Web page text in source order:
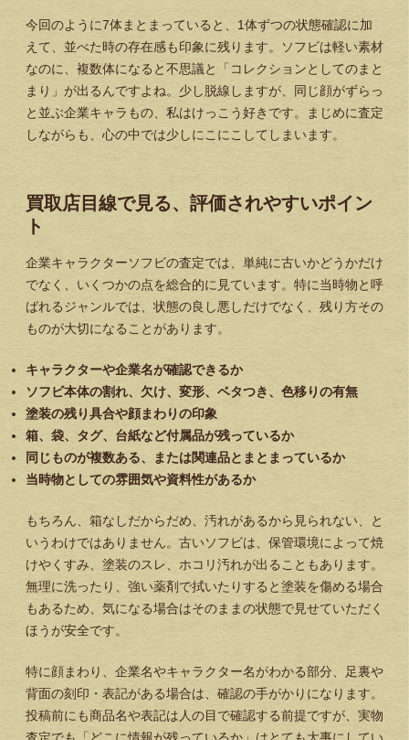
今回のように7体まとまっていると、1体ずつの状態確認に加
えて、並べた時の存在感も印象に残ります。ソフビは軽い素材
なのに、複数体になると不思議と「コレクションとしてのまと
まり」が出るんですよね。少し脱線しますが、同じ顔がずらっ
と並ぶ企業キャラもの、私はけっこう好きです。まじめに査定
しながらも、心の中では少しにこにこしてしまいます。
買取店目線で見る、評価されやすいポイン
ト
企業キャラクターソフビの査定では、単純に古いかどうかだけ
でなく、いくつかの点を総合的に見ています。特に当時物と呼
ばれるジャンルでは、状態の良し悪しだけでなく、残り方その
ものが大切になることがあります。
キャラクターや企業名が確認できるか
ソフビ本体の割れ、欠け、変形、ベタつき、色移りの有無
塗装の残り具合や顔まわりの印象
箱、袋、タグ、台紙など付属品が残っているか
同じものが複数ある、または関連品とまとまっているか
当時物としての雰囲気や資料性があるか
もちろん、箱なしだからだめ、汚れがあるから見られない、と
いうわけではありません。古いソフビは、保管環境によって焼
けやくすみ、塗装のスレ、ホコリ汚れが出ることもあります。
無理に洗ったり、強い薬剤で拭いたりすると塗装を傷める場合
もあるため、気になる場合はそのままの状態で見せていただく
ほうが安全です。
特に顔まわり、企業名やキャラクター名がわかる部分、足裏や
背面の刻印・表記がある場合は、確認の手がかりになります。
投稿前にも商品名や表記は人の目で確認する前提ですが、実物